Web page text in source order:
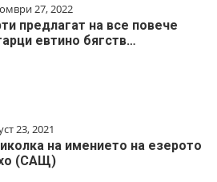
27, 2022
предлагат на все повече
евтино бягств…
23, 2021
на имението на езерото
(САЩ)